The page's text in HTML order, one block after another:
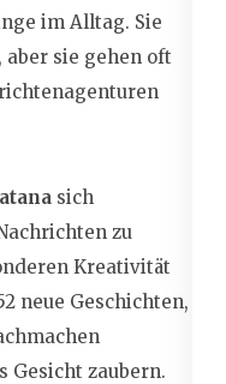
im Alltag. Sie
sie gehen oft
sich
zu
Kreativität
neue Geschichten,
Gesicht zaubern.